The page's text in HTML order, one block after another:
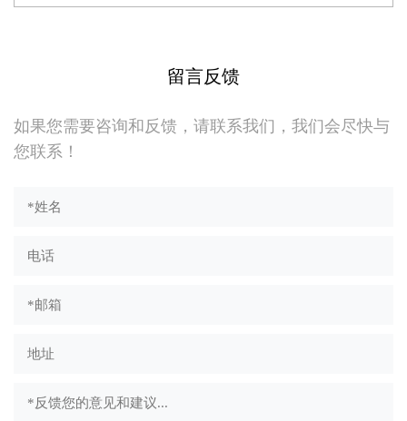
留言反馈
如果您需要咨询和反馈，请联系我们，我们会尽快与
您联系！